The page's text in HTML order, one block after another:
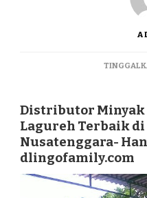
Distributor Minyak
Lagureh Terbaik
Nusatenggara-
dlingofamily.com